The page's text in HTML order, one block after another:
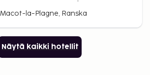
Macot-la-Plagne, Ranska
Näytä kaikki hotellit